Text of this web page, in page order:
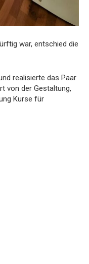
war, entschied die
realisierte das Paar
von der Gestaltung,
Kurse für